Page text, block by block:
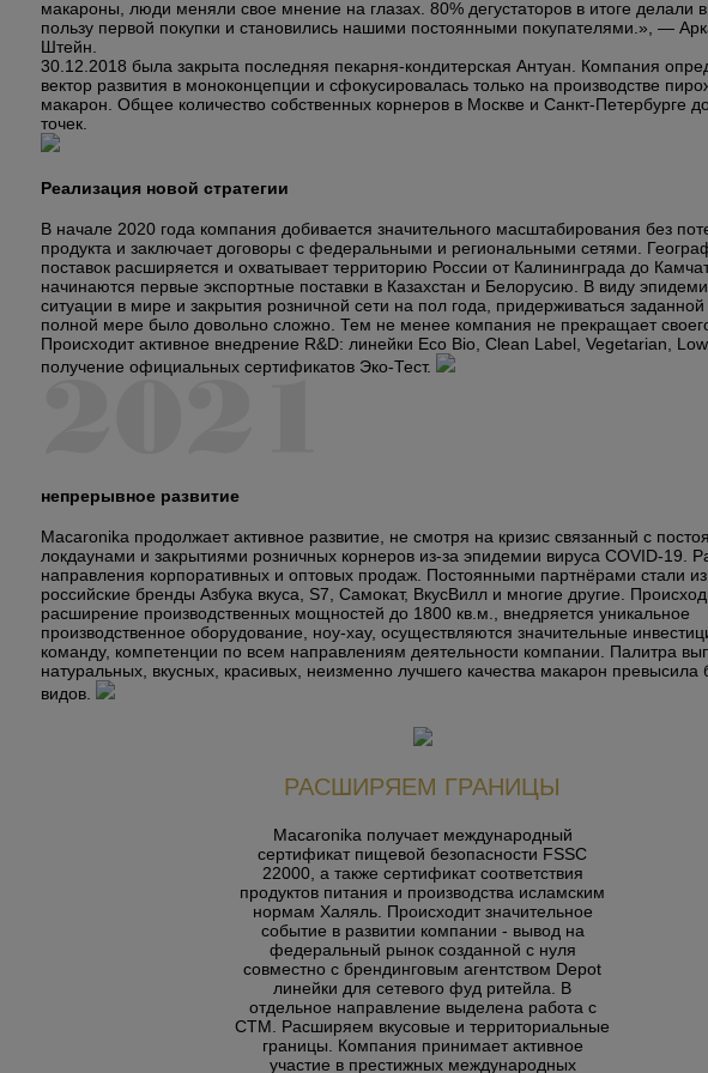
макароны, люди меняли свое мнение на глазах. 80% дегустаторов в итоге делали
пользу первой покупки и становились нашими постоянными покупателями.», —
Штейн.
30.12.2018 была закрыта последняя пекарня-кондитерская Антуан. Компания
вектор развития в моноконцепции и сфокусировалась только на производстве
макарон. Общее количество собственных корнеров в Москве и Санкт-Петербурге
точек.
Реализация новой стратегии
В начале 2020 года компания добивается значительного масштабирования без
продукта и заключает договоры с федеральными и региональными сетями.
поставок расширяется и охватывает территорию России от Калининграда до
начинаются первые экспортные поставки в Казахстан и Белорусию. В виду
ситуации в мире и закрытия розничной сети на пол года, придерживаться заданной
полной мере было довольно сложно. Тем не менее компания не прекращает
Происходит активное внедрение R&D: линейки Eco Bio, Clean Label, Vegetarian,
получение официальных сертификатов Эко-Тест.
непрерывное развитие
Macaronika продолжает активное развитие, не смотря на кризис связанный с
локдаунами и закрытиями розничных корнеров из-за эпидемии вируса COVID-19.
направления корпоративных и оптовых продаж. Постоянными партнёрами стали
российские бренды Азбука вкуса, S7, Самокат, ВкусВилл и многие другие.
расширение производственных мощностей до 1800 кв.м., внедряется уникальное
производственное оборудование, ноу-хау, осуществляются значительные
команду, компетенции по всем направлениям деятельности компании. Палитра
натуральных, вкусных, красивых, неизменно лучшего качества макарон превысила
видов.
РАСШИРЯЕМ ГРАНИЦЫ
Macaronika получает международный
сертификат пищевой безопасности FSSC
22000, а также сертификат соответствия
продуктов питания и производства исламским
нормам Халяль. Происходит значительное
событие в развитии компании - вывод на
федеральный рынок созданной с нуля
совместно с брендинговым агентством Depot
линейки для сетевого фуд ритейла. В
отдельное направление выделена работа с
СТМ. Расширяем вкусовые и территориальные
границы. Компания принимает активное
участие в престижных международных